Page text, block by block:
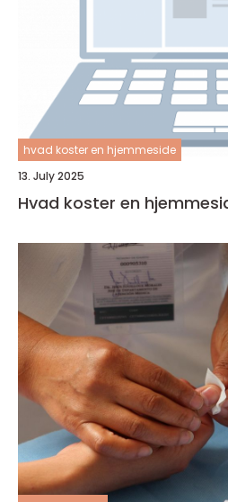
hvad koster en hjemmeside
13. July 2025
Hvad koster en